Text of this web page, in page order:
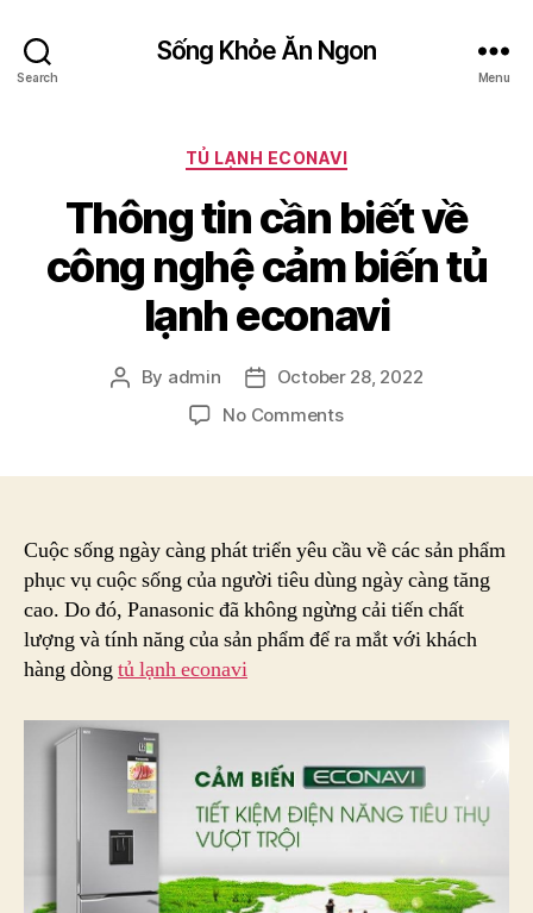
Search
Sống Khỏe Ăn Ngon
Menu
Categories
TỦ LẠNH ECONAVI
Thông tin cần biết về
công nghệ cảm biến tủ
lạnh econavi
Post
By admin
Post
date
October 28, 2022
No Commentson
về
công
nghệ
cảm
biến
econavi
Cuộc sống ngày càng phát triển yêu cầu về các sản phẩm
phục vụ cuộc sống của người tiêu dùng ngày càng tăng
cao. Do đó, Panasonic đã không ngừng cải tiến chất
lượng và tính năng của sản phẩm để ra mắt với khách
hàng dòng tủ lạnh econavi